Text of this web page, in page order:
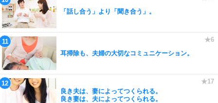
「話し合う」より「聞き合う」。
耳掃除も、夫婦の大切なコミュニケーション。
良き夫は、妻によってつくられる。
良き妻は、夫によってつくられる。